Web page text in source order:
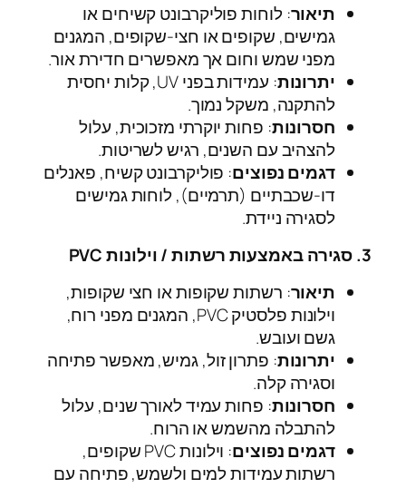
תיאור: לוחות פוליקרבונט קשיחים או
גמישים, שקופים או חצי-שקופים, המגנים
מפני שמש וחום אך מאפשרים חדירת אור.
יתרונות
: עמידות בפני UV, קלות יחסית
להתקנה, משקל נמוך.
חסרונות: פחות יוקרתי מזכוכית, עלול
להצהיב עם השנים, רגיש לשריטות.
דגמים נפוצים: פוליקרבונט קשיח, פאנלים
דו-שכבתיים (תרמיים), לוחות גמישים
לסגירה ניידת.
3. סגירה באמצעות רשתות / וילונות PVC
תיאור: רשתות שקופות או חצי שקופות,
וילונות פלסטיק PVC, המגנים מפני רוח,
גשם ועובש.
יתרונות: פתרון זול, גמיש, מאפשר פתיחה
וסגירה קלה.
חסרונות: פחות עמיד לאורך שנים, עלול
להתבלה מהשמש או הרוח.
דגמים נפוצים
: וילונות PVC שקופים,
רשתות עמידות למים ולשמש, פתיחה עם